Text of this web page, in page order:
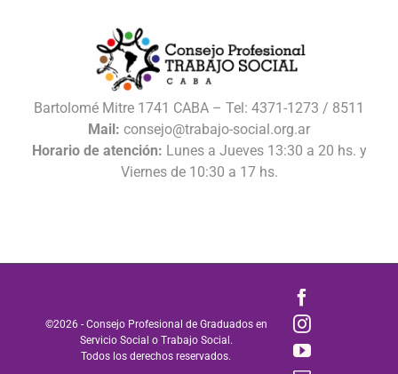
Bartolomé Mitre 1741 CABA – Tel: 4371-1273 / 8511
Mail: consejo@trabajo-social.org.ar
Horario de atención: Lunes a Jueves 13:30 a 20 hs. y
Viernes de 10:30 a 17 hs.
©2026 - Consejo Profesional de Graduados en
Servicio Social o Trabajo Social.
Todos los derechos reservados.
Instagram
YouTube